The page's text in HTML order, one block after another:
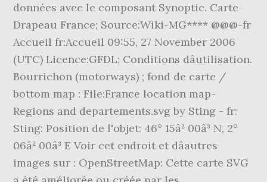
données avec le composant Synoptic. Carte-
Drapeau France; Source:Wiki-MG**** @@@-fr
Accueil fr:Accueil 09:55, 27 November 2006
(UTC) Licence:GFDL; Conditions dâutilisation.
Bourrichon (motorways) ; fond de carte /
bottom map : File:France location map-
Regions and departements.svg by Sting - fr:
Sting: Position de l'objet: 46° 15â² 00â³ N, 2°
06â² 00â³ E Voir cet endroit et dâautres
images sur : OpenStreetMap: Cette carte SVG